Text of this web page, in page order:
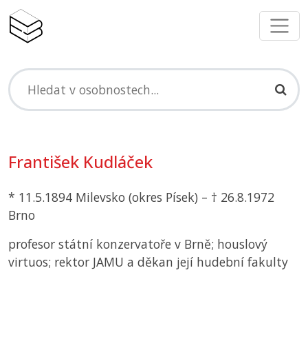
František Kudláček
* 11.5.1894 Milevsko (okres Písek) – † 26.8.1972
Brno
profesor státní konzervatoře v Brně; houslový
virtuos; rektor JAMU a děkan její hudební fakulty